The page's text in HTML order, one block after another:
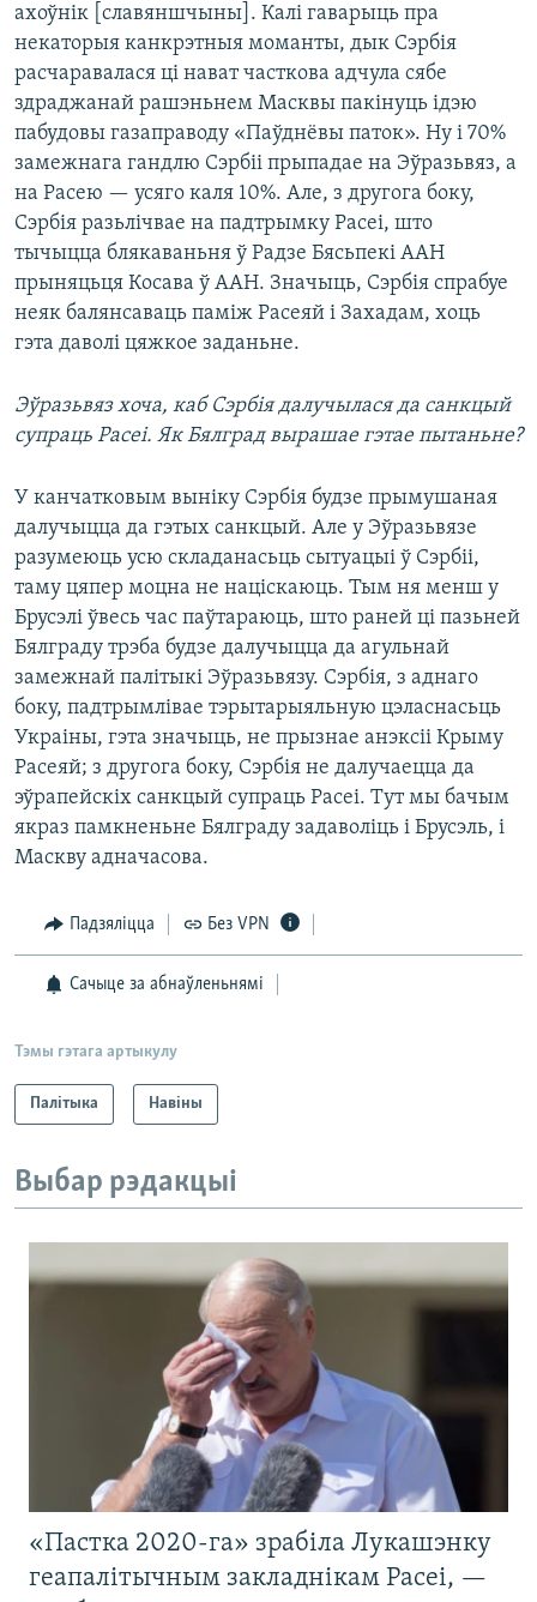
ахоўнік [славяншчыны]. Калі гаварыць пра
некаторыя канкрэтныя моманты, дык Сэрбія
расчаравалася ці нават часткова адчула сябе
здраджанай рашэньнем Масквы пакінуць ідэю
пабудовы газаправоду «Паўднёвы паток». Ну і 70%
замежнага гандлю Сэрбіі прыпадае на Эўразьвяз, а
на Расею — усяго каля 10%. Але, з другога боку,
Сэрбія разьлічвае на падтрымку Расеі, што
тычыцца блякаваньня ў Радзе Бясьпекі ААН
прыняцьця Косава ў ААН. Значыць, Сэрбія спрабуе
неяк балянсаваць паміж Расеяй і Захадам, хоць
гэта даволі цяжкое заданьне.
Эўразьвяз хоча, каб Сэрбія далучылася да санкцый
супраць Расеі. Як Бялград вырашае гэтае пытаньне?
У канчатковым выніку Сэрбія будзе прымушаная
далучыцца да гэтых санкцый. Але у Эўразьвязе
разумеюць усю складанасьць сытуацыі ў Сэрбіі,
таму цяпер моцна не націскаюць. Тым ня менш у
Брусэлі ўвесь час паўтараюць, што раней ці пазьней
Бялграду трэба будзе далучыцца да агульнай
замежнай палітыкі Эўразьвязу. Сэрбія, з аднаго
боку, падтрымлівае тэрытарыяльную цэласнасьць
Украіны, гэта значыць, не прызнае анэксіі Крыму
Расеяй; з другога боку, Сэрбія не далучаецца да
эўрапейскіх санкцый супраць Расеі. Тут мы бачым
якраз памкненьне Бялграду задаволіць і Брусэль, і
Маскву адначасова.
Падзяліцца Без VPN
Сачыце за абнаўленьнямі
Тэмы гэтага артыкулу
Палітыка Навіны
Выбар рэдакцыі
«Пастка 2020-га» зрабіла Лукашэнку
геапалітычным закладнікам Расеі, —